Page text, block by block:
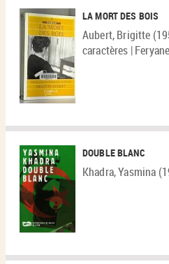
LA MORT DES BOIS
Aubert, Brigitte
caractères |
DOUBLE BLANC
Khadra, Yasmina